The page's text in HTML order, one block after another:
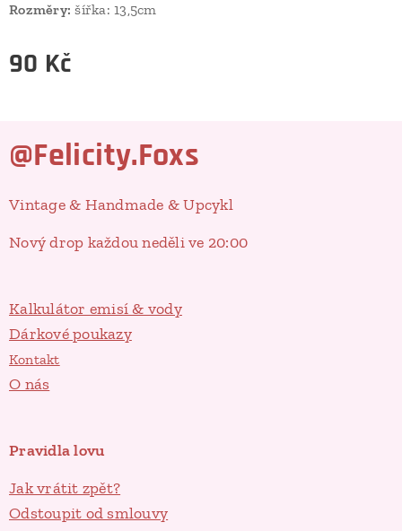
Rozměry: šířka: 13,5cm
90 Kč
@Felicity.Foxs
Vintage & Handmade & Upcykl
Nový drop každou neděli ve 20:00
Kalkulátor emisí & vody
Dárkové poukazy
Kontakt
O nás
Pravidla lovu
Jak vrátit zpět?
Odstoupit od smlouvy